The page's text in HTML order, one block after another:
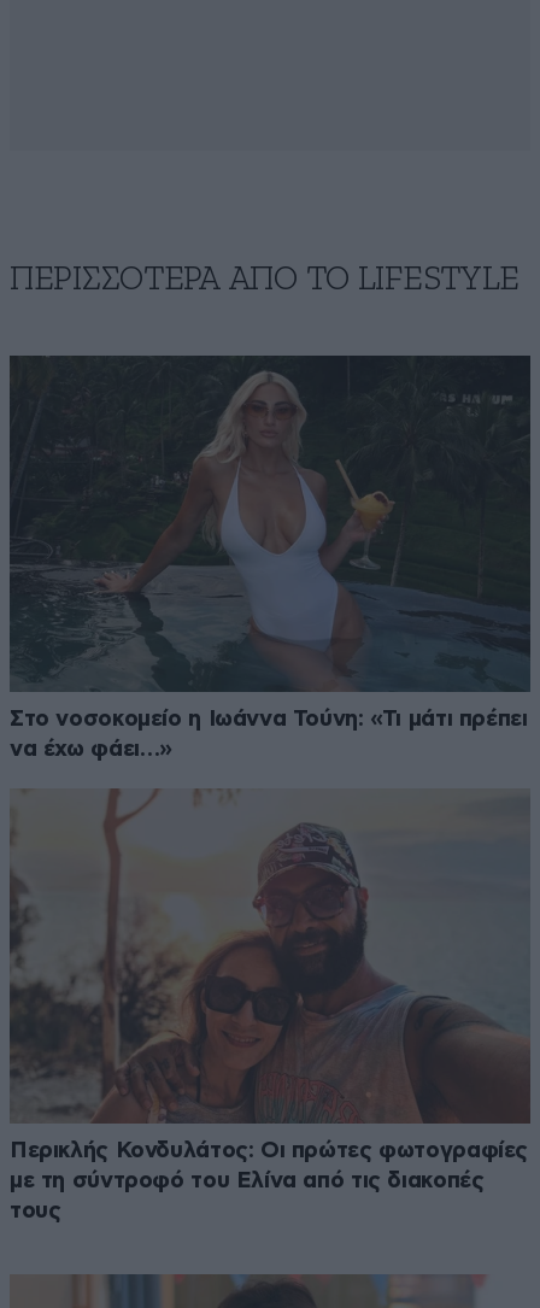
ΠΕΡΙΣΣΟΤΕΡΑ ΑΠΟ ΤΟ LIFESTYLE
Στο νοσοκομείο η Ιωάννα Τούνη: «Τι μάτι πρέπει
να έχω φάει…»
Περικλής Κονδυλάτος: Οι πρώτες φωτογραφίες
με τη σύντροφό του Ελίνα από τις διακοπές
τους